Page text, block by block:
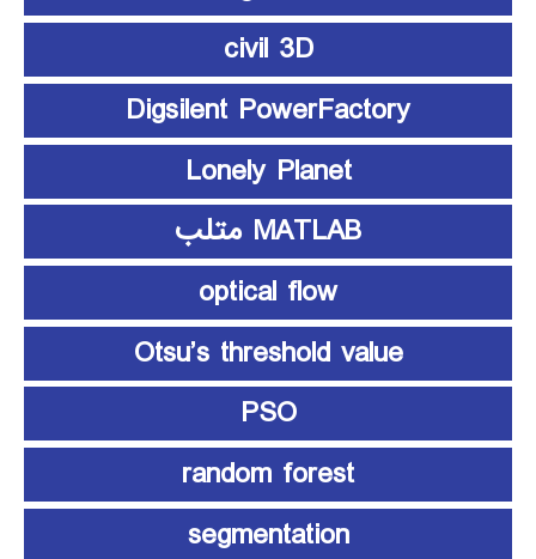
civil 3D
Digsilent PowerFactory
Lonely Planet
MATLAB متلب
optical flow
Otsu’s threshold value
PSO
random forest
segmentation